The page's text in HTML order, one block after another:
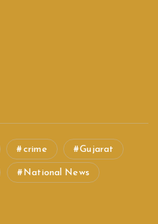
crime Gujarat
National News